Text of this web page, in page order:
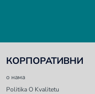
КОРПОРАТИВНИ
о нама
Politika O Kvalitetu